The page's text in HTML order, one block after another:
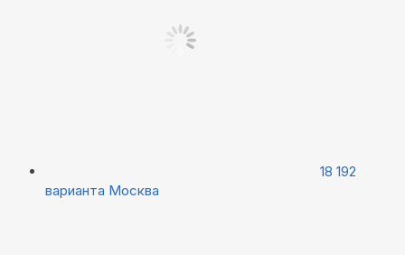
18 192
варианта Москва